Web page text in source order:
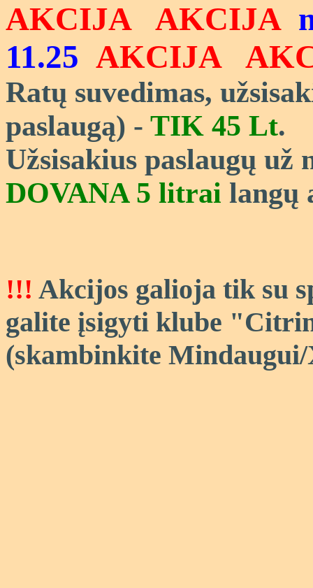
AKCIJA AKCIJA
11.25 AKCIJA
Ratų suvedimas,
paslaugą) - TIK 45 Lt.
Užsisakius paslaugų
DOVANA 5 litrai langų
!!! Akcijos galioja tik su
galite įsigyti klube
(skambinkite Mindaugui/